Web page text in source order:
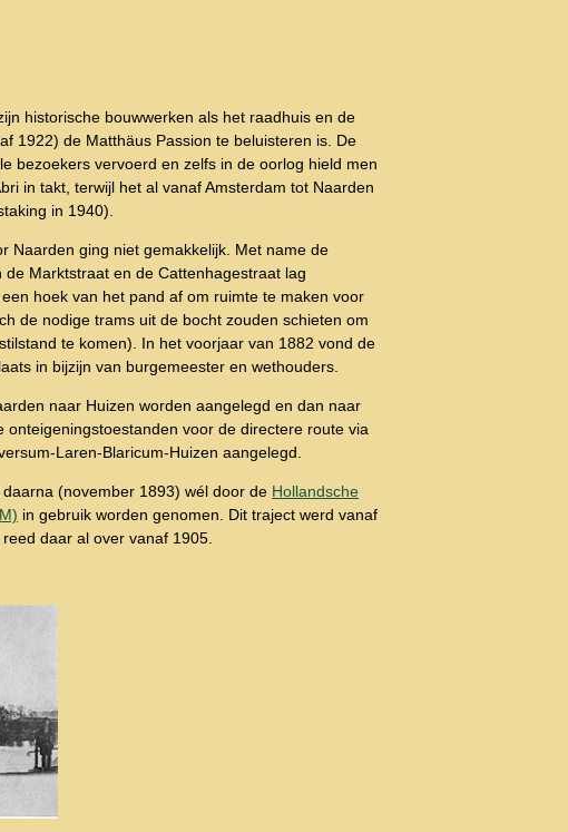
historische bouwwerken als het raadhuis en de
1922) de Matthäus Passion te beluisteren is. De
bezoekers vervoerd en zelfs in de oorlog hield men
in takt, terwijl het al vanaf Amsterdam tot Naarden
in 1940).
Naarden ging niet gemakkelijk. Met name de
Marktstraat en de Cattenhagestraat lag
hoek van het pand af om ruimte te maken voor
de nodige trams uit de bocht zouden schieten om
te komen). In het voorjaar van 1882 vond de
in bijzijn van burgemeester en wethouders.
naar Huizen worden aangelegd en dan naar
onteigeningstoestanden voor de directere route via
Laren-Blaricum-Huizen aangelegd.
(november 1893) wél door de Hollandsche
in gebruik worden genomen. Dit traject werd vanaf
daar al over vanaf 1905.